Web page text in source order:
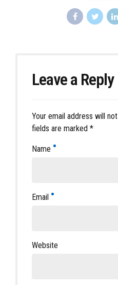
Leave a Reply
Your email address will
fields are marked *
Name
Email
Website